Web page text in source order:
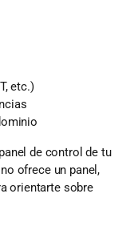
etc.)
de control de tu
ofrece un panel,
orientarte sobre